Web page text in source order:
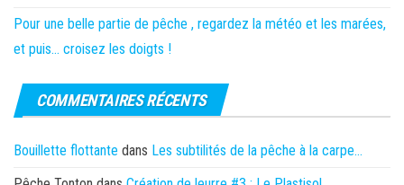
Pour une belle partie de pêche , regardez la météo et les marées,
et puis… croisez les doigts !
COMMENTAIRES RÉCENTS
Bouillette flottante dans Les subtilités de la pêche à la carpe…